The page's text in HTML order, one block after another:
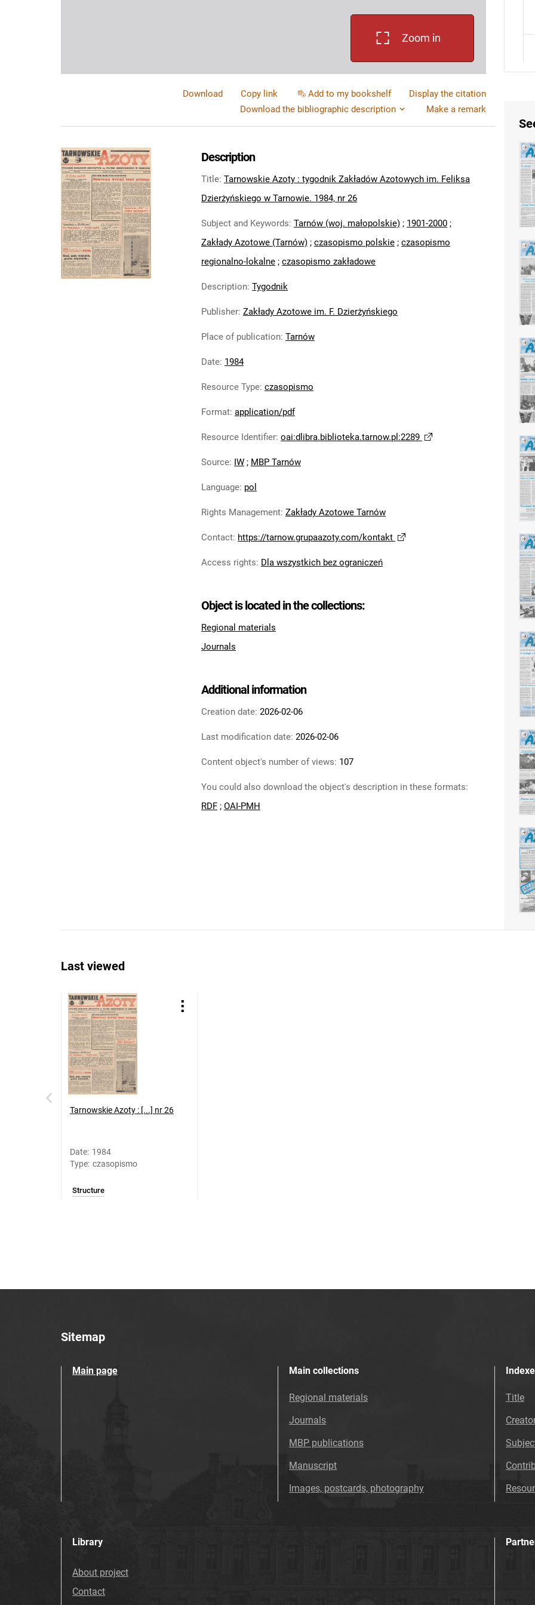
Zoom in
Download Copy link Add to my bookshelf
Display the citation
Download the bibliographic description
Make a remark
Description
Title: Tarnowskie Azoty : tygodnik Zakładów Azotowych im. Feliksa
Dzierżyńskiego w Tarnowie. 1984, nr 26
Subject and Keywords: Tarnów (woj. małopolskie) ; 1901-2000 ;
Zakłady Azotowe (Tarnów) ; czasopismo polskie ; czasopismo
regionalno-lokalne ; czasopismo zakładowe
Description: Tygodnik
Publisher: Zakłady Azotowe im. F. Dzierżyńskiego
Place of publication: Tarnów
Date: 1984
Resource Type: czasopismo
Format: application/pdf
Resource Identifier: oai:dlibra.biblioteka.tarnow.pl:2289
Source: IW ; MBP Tarnów
Language: pol
Rights Management: Zakłady Azotowe Tarnów
Contact: https://tarnow.grupaazoty.com/kontakt
Access rights: Dla wszystkich bez ograniczeń
Object is located in the collections:
Regional materials
Journals
Additional information
Creation date: 2026-02-06
Last modification date: 2026-02-06
Content object's number of views: 107
You could also download the object's description in these formats:
RDF ; OAI-PMH
Last viewed
Tarnowskie Azoty : [...] nr 26
Date: 1984
Type: czasopismo
Structure
Sitemap
Main page Main collections
Regional materials
Journals
MBP publications
Manuscript
Images, postcards, photography
Title
Library
About project
Contact